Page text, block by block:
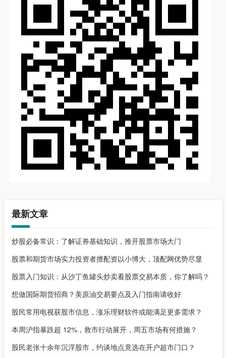
最新文章
炒股必备常识：了解证券基础知识，推开股票市场大门
股票和期货市场实力投资者擅配资以小博大，顶配网优势尽显
股票入门知识：从沙丁鱼罐头炒卖看股票交易本质，你了解吗？
想做国际期货招商？美原油交易要点及入门指南请收好
股民常用电视获股市信息，涨乐理财软件或能满足更多需求？
本周沪指暴跌超 12%，救市行动展开，周五市场有何措施？
股民老张十余年沉浮股市，约谈地点竟选在开户超市门口？